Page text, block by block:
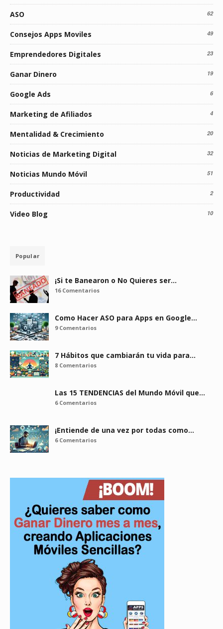
ASO 62
Consejos Apps Moviles 49
Emprendedores Digitales 23
Ganar Dinero 19
Google Ads 6
Marketing de Afiliados 4
Mentalidad & Crecimiento 20
Noticias de Marketing Digital 32
Noticias Mundo Móvil 51
Productividad 2
Video Blog 10
Popular
¡Si te Banearon o No Quieres ser…
16 Comentarios
Como Hacer ASO para Apps en Google…
9 Comentarios
7 Hábitos que cambiarán tu vida para…
8 Comentarios
Las 15 TENDENCIAS del Mundo Móvil que…
6 Comentarios
¡Entiende de una vez por todas como…
6 Comentarios